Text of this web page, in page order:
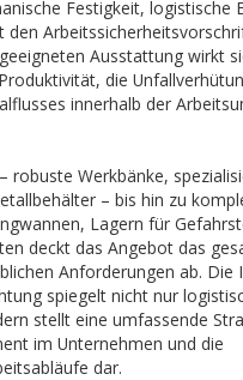
Festigkeit, logistische
Ausstattung wirkt
die
innerhalb der
robuste Werkbänke,
– bis hin zu
Lagern für
deckt das Angebot das
Anforderungen ab. Die
spiegelt nicht nur
stellt eine umfassende
im Unternehmen und die
dar.